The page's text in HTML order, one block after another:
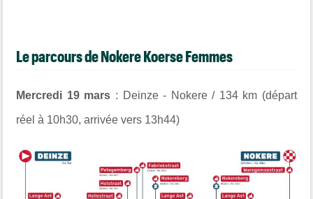
Le parcours de Nokere Koerse Femmes
Mercredi 19 mars : Deinze - Nokere / 134 km (départ
réel à 10h30, arrivée vers 13h44)